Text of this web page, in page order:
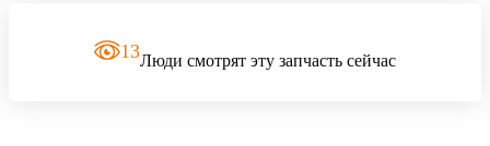
13Люди смотрят эту запчасть сейчас